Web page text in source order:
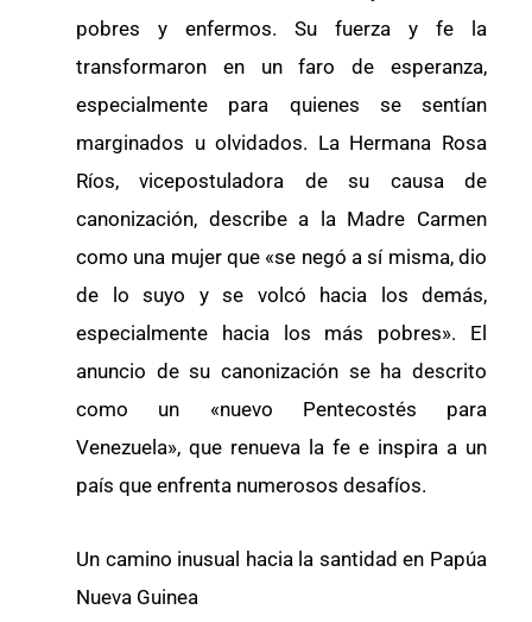
pobres y enfermos. Su fuerza y ​​fe la
transformaron en un faro de esperanza,
especialmente para quienes se sentían
marginados u olvidados. La Hermana Rosa
Ríos, vicepostuladora de su causa de
canonización, describe a la Madre Carmen
como una mujer que «se negó a sí misma, dio
de lo suyo y se volcó hacia los demás,
especialmente hacia los más pobres». El
anuncio de su canonización se ha descrito
como un «nuevo Pentecostés para
Venezuela», que renueva la fe e inspira a un
país que enfrenta numerosos desafíos.
Un camino inusual hacia la santidad en Papúa
Nueva Guinea